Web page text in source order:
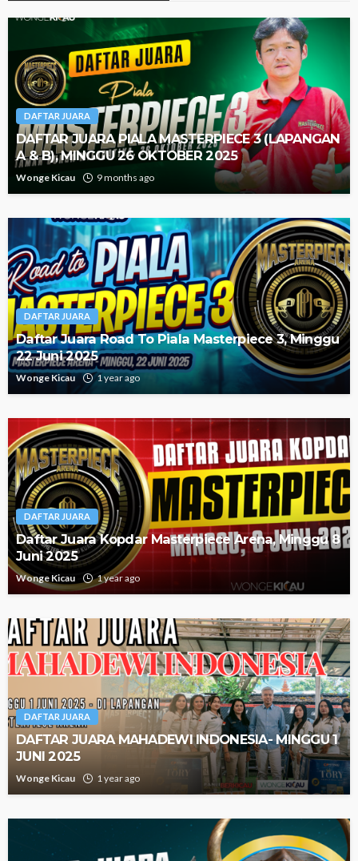
DAFTAR JUARA
DAFTAR JUARA PIALA MASTERPIECE 3 (LAPANGAN
A & B), MINGGU 26 OKTOBER 2025
Wonge Kicau 9 months ago
DAFTAR JUARA
Daftar Juara Road To Piala Masterpiece 3, Minggu
22 Juni 2025
Wonge Kicau 1 year ago
DAFTAR JUARA
Daftar Juara Kopdar Masterpiece Arena, Minggu 8
Juni 2025
Wonge Kicau 1 year ago
DAFTAR JUARA
DAFTAR JUARA MAHADEWI INDONESIA- MINGGU 1
JUNI 2025
Wonge Kicau 1 year ago